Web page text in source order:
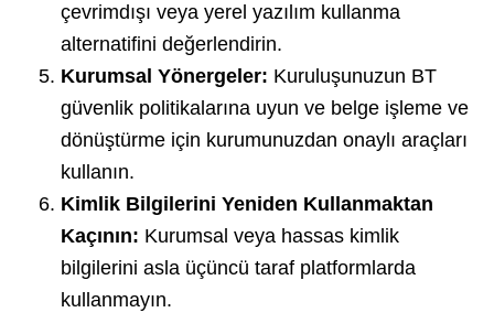
çevrimdışı veya yerel yazılım kullanma
alternatifini değerlendirin.
Kurumsal Yönergeler: Kuruluşunuzun BT
güvenlik politikalarına uyun ve belge işleme ve
dönüştürme için kurumunuzdan onaylı araçları
kullanın.
Kimlik Bilgilerini Yeniden Kullanmaktan
Kaçının: Kurumsal veya hassas kimlik
bilgilerini asla üçüncü taraf platformlarda
kullanmayın.